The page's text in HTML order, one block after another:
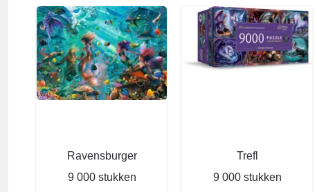
Ravensburger
9 000 stukken
Trefl
9 000 stukken